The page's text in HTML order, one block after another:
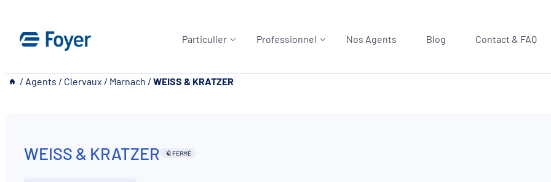
contenu
Particulier Professionnel Nos Agents Blog Contact & FAQ
__ / Agents / Clervaux / Marnach / WEISS & KRATZER
WEISS & KRATZER FERMÉ